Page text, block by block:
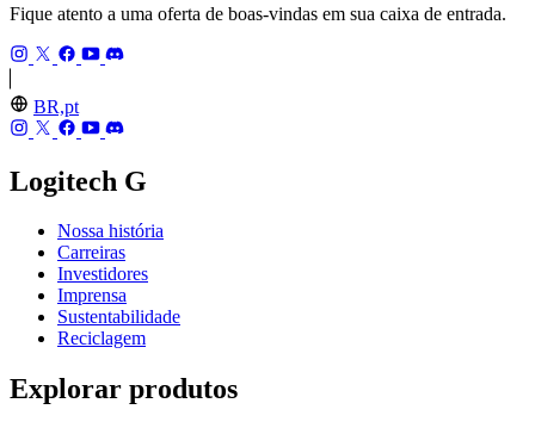
Fique atento a uma oferta de boas-vindas em sua caixa de entrada.
BR,pt
Logitech G
Nossa história
Carreiras
Investidores
Imprensa
Sustentabilidade
Reciclagem
Explorar produtos